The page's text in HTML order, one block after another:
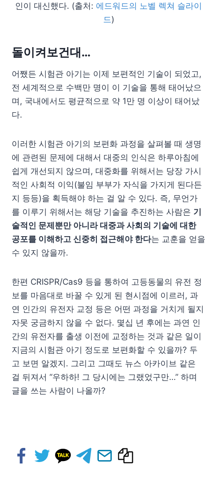
인이 대신했다. (출처: 에드워드의 노벨 렉쳐 슬라이
드)
돌이켜보건대…
어쨌든 시험관 아기는 이제 보편적인 기술이 되었고,
전 세계적으로 수백만 명이 이 기술을 통해 태어났으
며, 국내에서도 평균적으로 약 1만 명 이상이 태어났
다.
이러한 시험관 아기의 보편화 과정을 살펴볼 때 생명
에 관련된 문제에 대해서 대중의 인식은 하루아침에
쉽게 개선되지 않으며, 대중화를 위해서는 당장 가시
적인 사회적 이익(불임 부부가 자식을 가지게 된다든
지 등등)을 획득해야 하는 걸 알 수 있다. 즉, 무언가
를 이루기 위해서는 해당 기술을 추진하는 사람은 기
술적인 문제뿐만 아니라 대중과 사회의 기술에 대한
공포를 이해하고 신중히 접근해야 한다는 교훈을 얻을
수 있지 않을까.
한편 CRISPR/Cas9 등을 통하여 고등동물의 유전 정
보를 마음대로 바꿀 수 있게 된 현시점에 이르러, 과
연 인간의 유전자 교정 등은 어떤 과정을 거치게 될지
자못 궁금하지 않을 수 없다. 몇십 년 후에는 과연 인
간의 유전자를 출생 이전에 교정하는 것과 같은 일이
지금의 시험관 아기 정도로 보편화할 수 있을까? 두
고 보면 알겠지. 그리고 그때도 뉴스 아카이브 같은
걸 뒤져서 “우하하! 그 당시에는 그랬었구만…” 하며
글을 쓰는 사람이 나올까?